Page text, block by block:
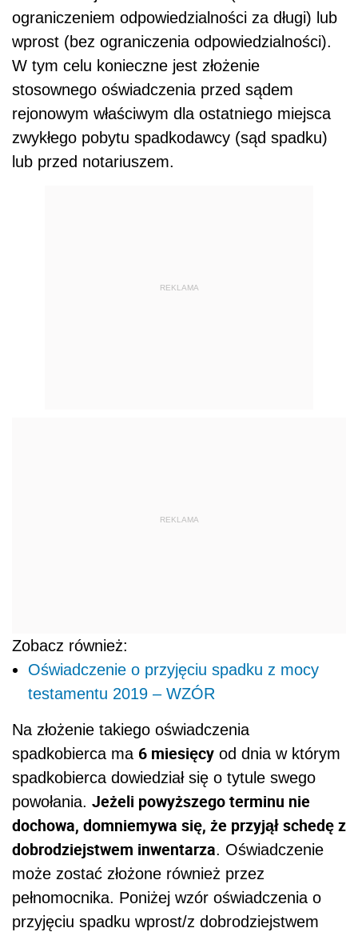
ograniczeniem odpowiedzialności za długi) lub
wprost (bez ograniczenia odpowiedzialności).
W tym celu konieczne jest złożenie
stosownego oświadczenia przed sądem
rejonowym właściwym dla ostatniego miejsca
zwykłego pobytu spadkodawcy (sąd spadku)
lub przed notariuszem.
REKLAMA
REKLAMA
Zobacz również:
Oświadczenie o przyjęciu spadku z mocy
testamentu 2019 – WZÓR
Na złożenie takiego oświadczenia
spadkobierca ma 6 miesięcy od dnia w którym
spadkobierca dowiedział się o tytule swego
powołania. Jeżeli powyższego terminu nie
dochowa, domniemywa się, że przyjął schedę z
dobrodziejstwem inwentarza. Oświadczenie
może zostać złożone również przez
pełnomocnika. Poniżej wzór oświadczenia o
przyjęciu spadku wprost/z dobrodziejstwem